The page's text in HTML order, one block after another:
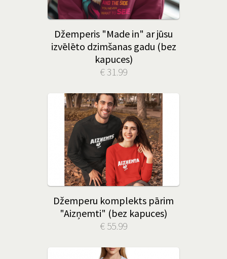
Džemperis "Made in" ar jūsu
izvēlēto dzimšanas gadu (bez
kapuces)
€ 31.99
Džemperu komplekts pārim
"Aizņemti" (bez kapuces)
€ 55.99